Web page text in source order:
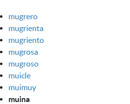
mugrero
mugrienta
mugriento
mugrosa
mugroso
muicle
muimuy
muina